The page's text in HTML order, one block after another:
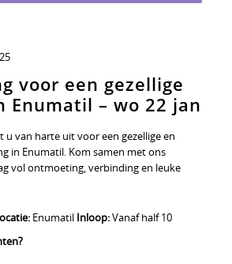
voor een gezellige
Enumatil – wo 22 jan
u van harte uit voor een gezellige en
in Enumatil. Kom samen met ons
vol ontmoeting, verbinding en leuke
Enumatil Inloop:Vanaf half 10